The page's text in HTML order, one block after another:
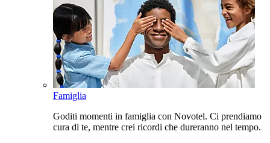
Famiglia
Goditi momenti in famiglia con Novotel. Ci prendiamo
cura di te, mentre crei ricordi che dureranno nel tempo.